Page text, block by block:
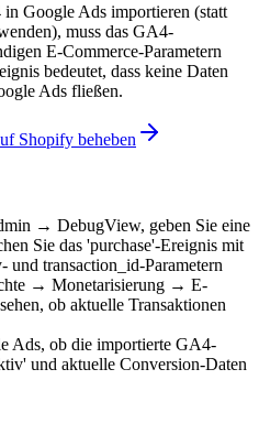
Google Ads importieren (statt
muss das GA4-
E-Commerce-Parametern
bedeutet, dass keine Daten
Ads fließen.
Shopify beheben
→ DebugView, geben Sie eine
Sie das 'purchase'-Ereignis mit
und transaction_id-Parametern
→ Monetarisierung → E-
ob aktuelle Transaktionen
Ads, ob die importierte GA4-
und aktuelle Conversion-Daten